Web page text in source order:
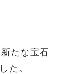
たな宝石
た。